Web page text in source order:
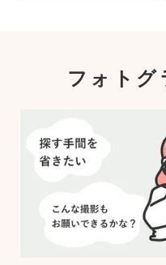
フォトグ